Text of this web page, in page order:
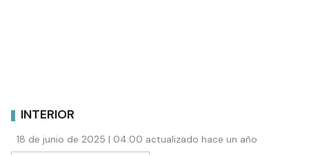
INTERIOR
18 de junio de 2025 | 04:00 actualizado hace un año